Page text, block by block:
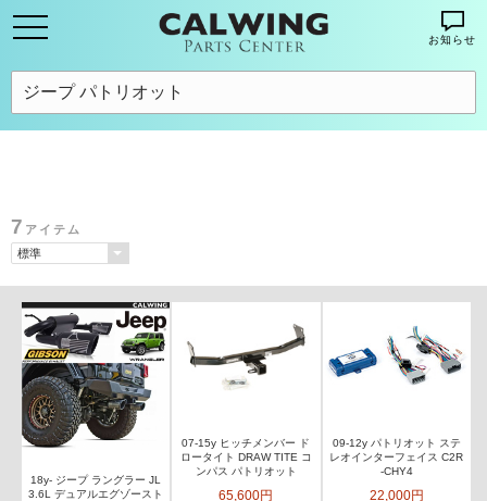
お知らせ
7 アイテム
18y- ジープ ラングラー JL
3.6L デュアルエグゾースト
07-15y ヒッチメンバー ド
ロータイト DRAW TITE コ
ンパス パトリオット
65,600円
09-12y パトリオット ステ
レオインターフェイス C2R
-CHY4
22,000円